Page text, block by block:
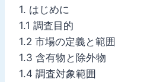
1. はじめに
1.1 調査目的
1.2 市場の定義と範囲
1.3 含有物と除外物
1.4 調査対象範囲